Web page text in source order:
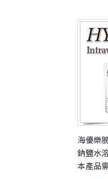
海優樂
鈉鹽水
本產品